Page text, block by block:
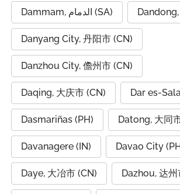
Dammam, الدمام (SA)
Danyang City, 丹阳市 (CN)
Danzhou City, 儋州市 (CN)
Daqing, 大庆市 (CN) Dar es-
Dasmariñas (PH) Datong, 大同
Davanagere (IN) Davao City
Daye, 大冶市 (CN) Dazhou, 达州